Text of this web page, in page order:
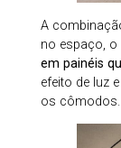
A
no espaço, o
em painéis
efeito de luz
os cômodos.